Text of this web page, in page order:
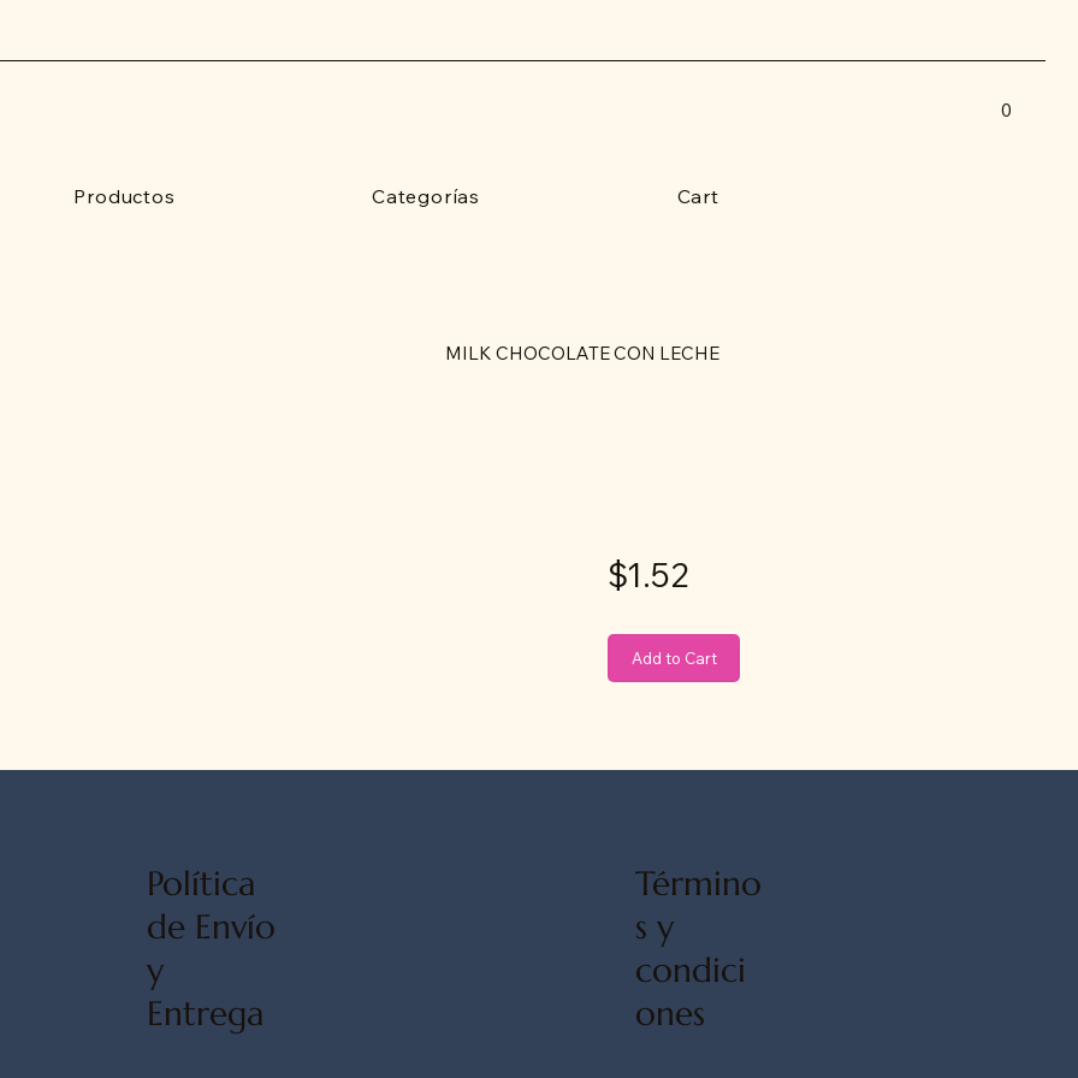
Productos Categorías Cart
0
Add to Cart
MILK CHOCOLATE CON LECHE
$1.52
Término
s y
condici
ones
Política
de Envío
y
Entrega